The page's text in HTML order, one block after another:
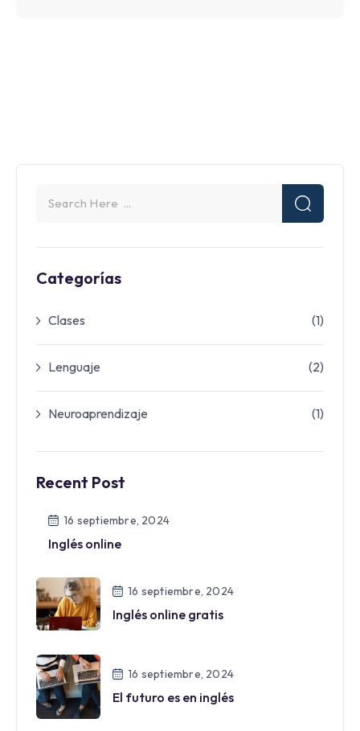
Categorías
Clases (1)
Lenguaje (2)
Neuroaprendizaje (1)
Recent Post
16 septiembre, 2024
Inglés online
16 septiembre, 2024
Inglés online gratis
16 septiembre, 2024
El futuro es en inglés